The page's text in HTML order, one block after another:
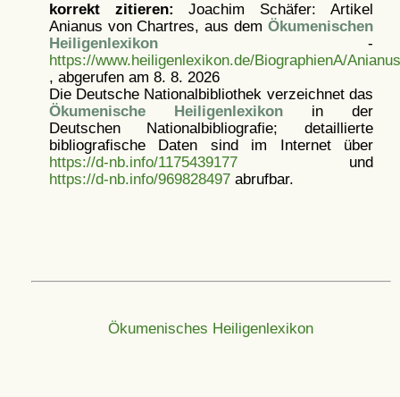
korrekt zitieren: Joachim Schäfer: Artikel
Anianus von Chartres, aus dem Ökumenischen
Heiligenlexikon-
https://www.heiligenlexikon.de/BiographienA/
, abgerufen am 8. 8. 2026
Die Deutsche Nationalbibliothek verzeichnet das
Ökumenische Heiligenlexikonin der
Deutschen Nationalbibliografie; detaillierte
bibliografische Daten sind im Internet über
https://d-nb.info/1175439177und
https://d-nb.info/969828497abrufbar.
Ökumenisches Heiligenlexikon